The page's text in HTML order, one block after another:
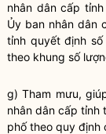
nhân dâncấp tỉnh
Ủy ban nhân dân
tỉnh quyết định
theo khung số
g) Tham mưu,
nhân dân cấp tỉnh
phố theo quy định